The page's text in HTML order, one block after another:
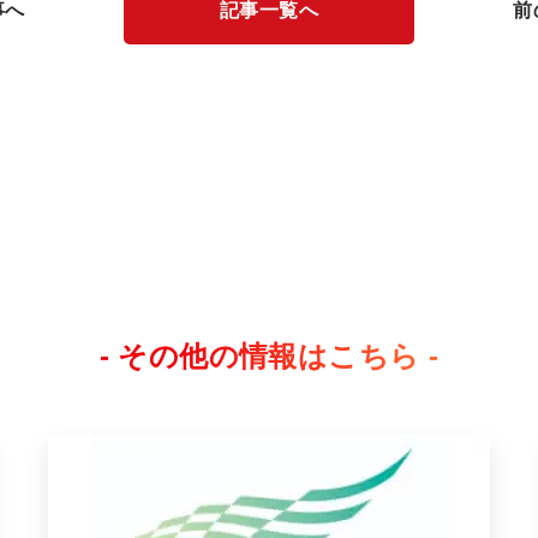
へ 記事一覧へ 前
- その他の情報はこちら -